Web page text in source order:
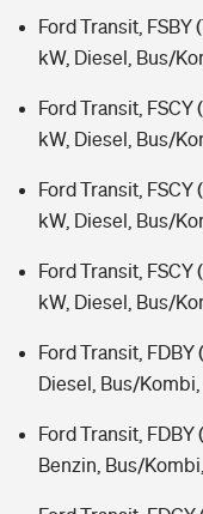
Ford Transit, FSBY
kW, Diesel, Bus/
Ford Transit, FSCY
kW, Diesel, Bus/
Ford Transit,
kW, Diesel, Bus/
Ford Transit, FSCY
kW, Diesel, Bus/
Ford Transit, FDBY
Diesel, Bus/
Ford Transit, FDBY
Benzin, Bus/